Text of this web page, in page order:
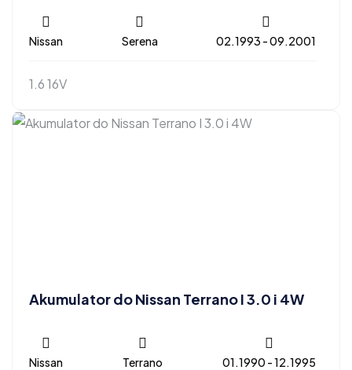
Nissan Serena 02.1993 - 09.2001
1.6 16V
Akumulator do Nissan Terrano I 3.0 i 4W
Nissan Terrano 01.1990 - 12.1995